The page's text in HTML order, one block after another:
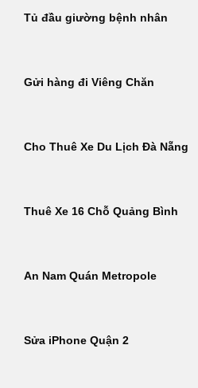
Tủ đầu giường bệnh nhân
Gửi hàng đi Viêng Chăn
Cho Thuê Xe Du Lịch Đà Nẵng
Thuê Xe 16 Chỗ Quảng Bình
An Nam Quán Metropole
Sửa iPhone Quận 2